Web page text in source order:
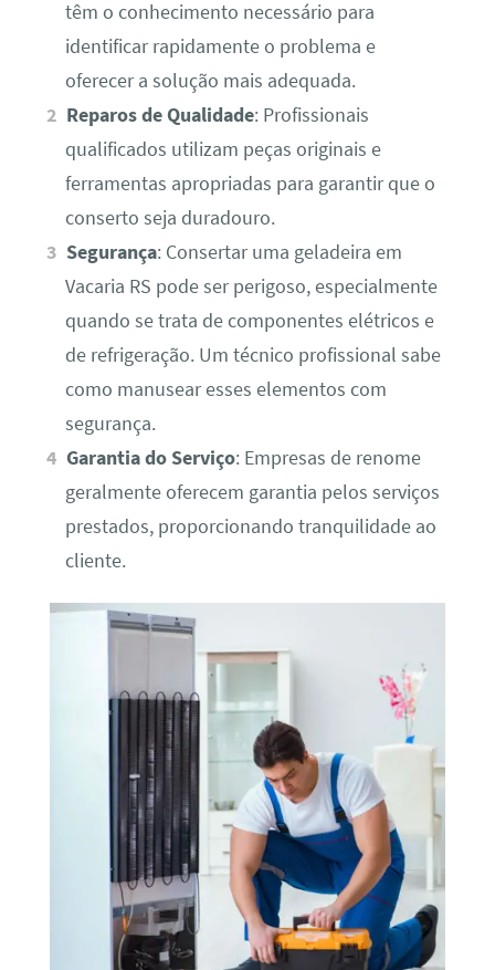
têm o conhecimento necessário para
identificar rapidamente o problema e
oferecer a solução mais adequada.
Reparos de Qualidade: Profissionais
qualificados utilizam peças originais e
ferramentas apropriadas para garantir que o
conserto seja duradouro.
Segurança: Consertar uma geladeira em
Vacaria RS pode ser perigoso, especialmente
quando se trata de componentes elétricos e
de refrigeração. Um técnico profissional sabe
como manusear esses elementos com
segurança.
Garantia do Serviço: Empresas de renome
geralmente oferecem garantia pelos serviços
prestados, proporcionando tranquilidade ao
cliente.